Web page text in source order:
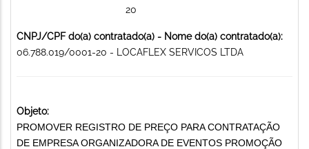
20
CNPJ/CPF do(a) contratado(a) - Nome do(a) contratado(a):
06.788.019/0001-20 - LOCAFLEX SERVICOS LTDA
Objeto:
PROMOVER REGISTRO DE PREÇO PARA CONTRATAÇÃO
DE EMPRESA ORGANIZADORA DE EVENTOS PROMOÇÃO